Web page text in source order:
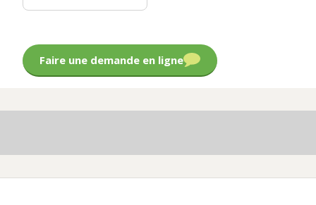
Faire une demande en ligne